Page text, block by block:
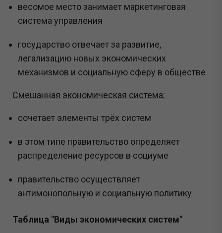
весомое место занимает маркетинговая
система управления
государство отвечает за развитие,
легализацию новых экономических
механизмов и социальную сферу в обществе
Смешанная экономическая система:
сочетает элементы трёх систем
в этом типе правительство определяет
распределение ресурсов в социуме
правительство осуществляет
антимонопольную и социальную политику
Таблица "Виды экономических систем"